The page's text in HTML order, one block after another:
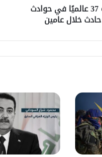
العراق يحتل المرتبة 37 عالميًا في حوادث